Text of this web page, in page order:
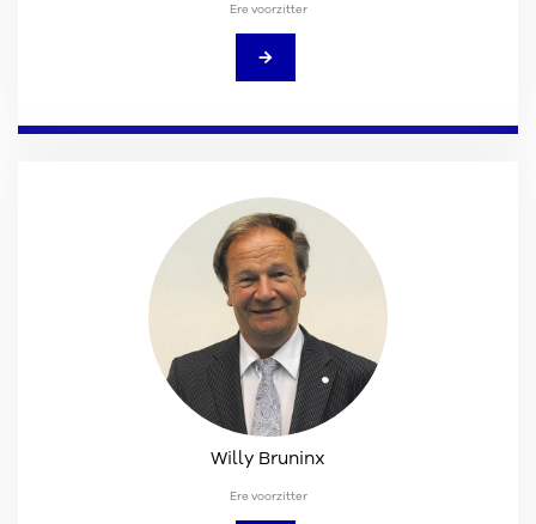
Ere voorzitter
→
Willy Bruninx
Ere voorzitter